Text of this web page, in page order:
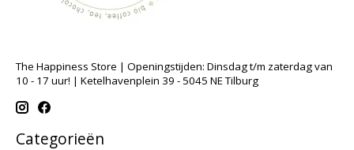
The Happiness Store | Openingstijden: Dinsdag t/m zaterdag van
10 - 17 uur! | Ketelhavenplein 39 - 5045 NE Tilburg
Categorieën